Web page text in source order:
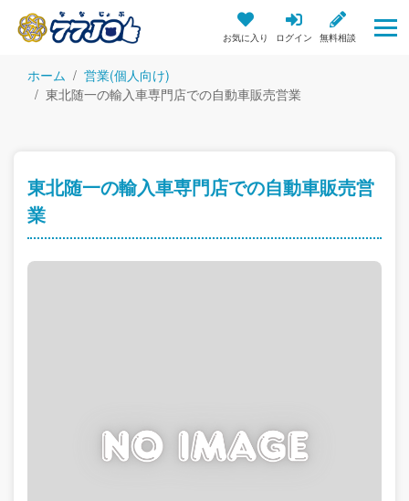
お気に入り ログイン 無料相談
ホーム
営業(個人向け)
東北随一の輸入車専門店での自動車販売営業
東北随一の輸入車専門店での自動車販売営
業